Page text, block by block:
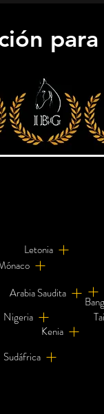
Kenia
Sudáfrica
Letonia
Nigeria
Arabia Saudita